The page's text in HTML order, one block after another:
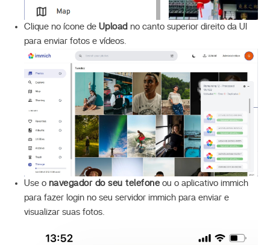
Clique no ícone de Upload no canto superior direito da UI
para enviar fotos e vídeos.
Use o navegador do seu telefone ou o aplicativo immich
para fazer login no seu servidor immich para enviar e
visualizar suas fotos.